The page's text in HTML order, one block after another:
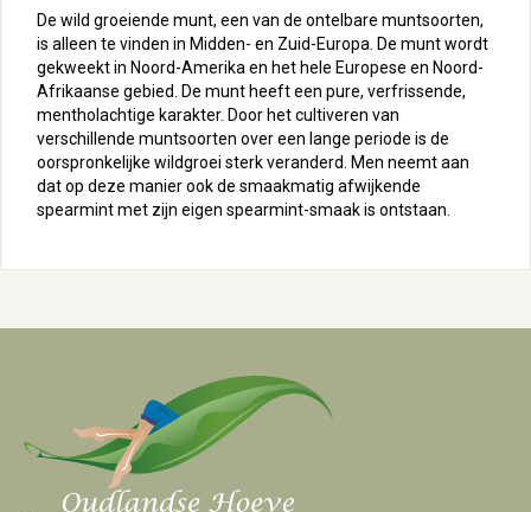
De wild groeiende munt, een van de ontelbare muntsoorten,
is alleen te vinden in Midden- en Zuid-Europa. De munt wordt
gekweekt in Noord-Amerika en het hele Europese en Noord-
Afrikaanse gebied. De munt heeft een pure, verfrissende,
mentholachtige karakter. Door het cultiveren van
verschillende muntsoorten over een lange periode is de
oorspronkelijke wildgroei sterk veranderd. Men neemt aan
dat op deze manier ook de smaakmatig afwijkende
spearmint met zijn eigen spearmint-smaak is ontstaan.